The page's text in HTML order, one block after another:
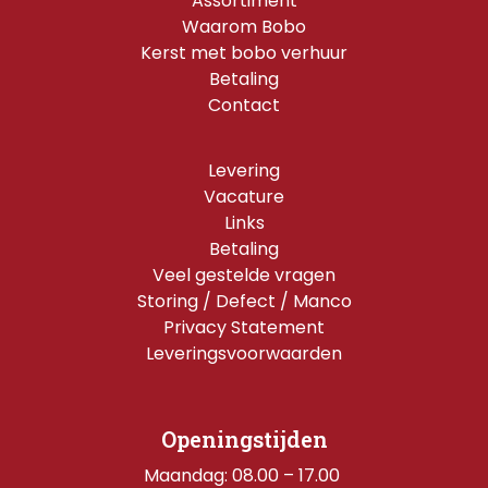
Waarom Bobo
Kerst met bobo verhuur
Betaling
Contact
Levering
Vacature
Links
Betaling
Veel gestelde vragen
Storing / Defect / Manco
Privacy Statement
Leveringsvoorwaarden
Openingstijden
Maandag: 08.00 – 17.00